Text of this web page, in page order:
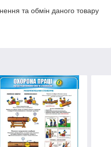
та обмін даного товару